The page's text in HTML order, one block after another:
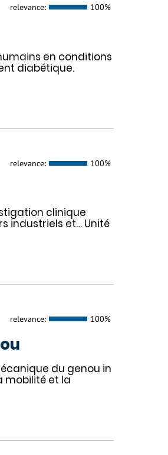
relevance: 100%
en conditions
diabétique.
relevance: 100%
clinique
industriels et… Unité
relevance: 100%
du genou in
mobilité et la